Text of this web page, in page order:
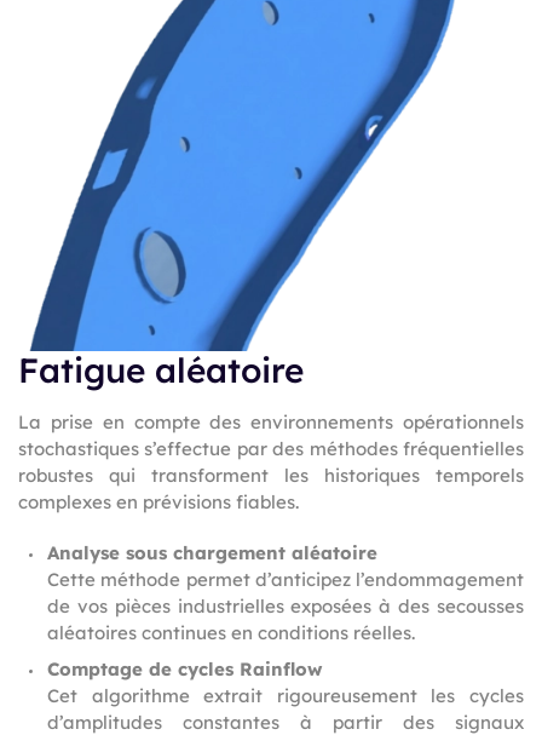
Fatigue aléatoire
La prise en compte des environnements opérationnels
stochastiques s’effectue par des méthodes fréquentielles
robustes qui transforment les historiques temporels
complexes en prévisions fiables.
Analyse sous chargement aléatoire
Cette méthode permet d’anticipez l’endommagement
de vos pièces industrielles exposées à des secousses
aléatoires continues en conditions réelles.
Comptage de cycles Rainflow
Cet algorithme extrait rigoureusement les cycles
d’amplitudes constantes à partir des signaux